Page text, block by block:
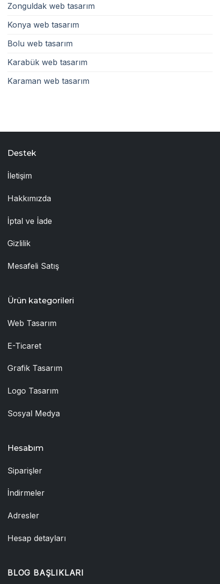
Zonguldak web tasarım
Konya web tasarım
Bolu web tasarım
Karabük web tasarım
Karaman web tasarım
Destek
İletişim
Hakkımızda
İptal ve İade
Gizlilik
Mesafeli Satış
Ürün kategorileri
Web Tasarım
E-Ticaret
Grafik Tasarım
Logo Tasarım
Sosyal Medya
Hesabım
Siparişler
İndirmeler
Adresler
Hesap detayları
BLOG BAŞLIKLARI